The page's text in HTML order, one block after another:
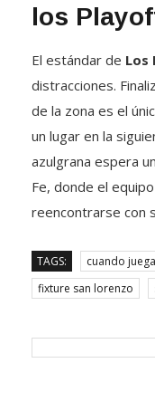
los
El estándar de Los
distracciones.
de la zona es el
un lugar en la
azulgrana espera
Fe, donde el
reencontrarse con
TAGS: cuando
fixture san lorenzo